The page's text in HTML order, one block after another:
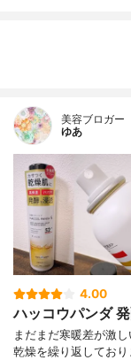
美容ブロガー
ゆあ
4.00
ハッコウパンダ
まだまだ寒暖差が激
乾燥を繰り返してお